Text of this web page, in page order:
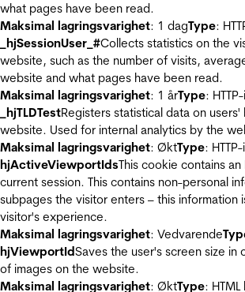
what pages have been read.
Maksimal lagringsvarighet: 1 dagType:
_hjSessionUser_#Collects statistics on the
website, such as the number of visits,
website and what pages have been read.
Maksimal lagringsvarighet: 1 årType:
_hjTLDTestRegisters statistical data on
website. Used for internal analytics by the
Maksimal lagringsvarighet: ØktType:
hjActiveViewportIdsThis cookie contains
current session. This contains non-personal
subpages the visitor enters – this information
visitor's experience.
Maksimal lagringsvarighet: Vedvarende
hjViewportIdSaves the user's screen size in
of images on the website.
Maksimal lagringsvarighet: ØktType: